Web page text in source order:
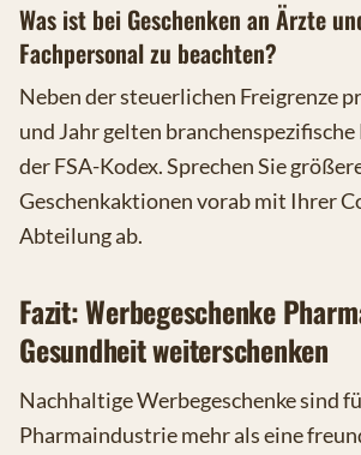
Was ist bei Geschenken an Ärzte
Fachpersonal zu beachten?
Neben der steuerlichen Freigrenze
und Jahr gelten
der FSA-Kodex. Sprechen Sie
Geschenkaktionen vorab mit Ihrer
Abteilung ab.
Fazit: Werbegeschenke
Gesundheit weiterschenken
Nachhaltige Werbegeschenke sind
Pharmaindustrie mehr als eine